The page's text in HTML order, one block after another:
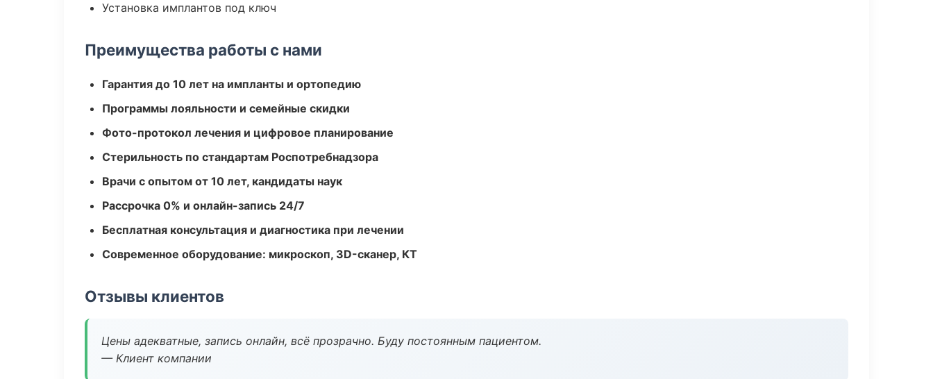
Установка имплантов под ключ
Преимущества работы с нами
Гарантия до 10 лет на импланты и ортопедию
Программы лояльности и семейные скидки
Фото-протокол лечения и цифровое планирование
Стерильность по стандартам Роспотребнадзора
Врачи с опытом от 10 лет, кандидаты наук
Рассрочка 0% и онлайн-запись 24/7
Бесплатная консультация и диагностика при лечении
Современное оборудование: микроскоп, 3D-сканер, КТ
Отзывы клиентов
Цены адекватные, запись онлайн, всё прозрачно. Буду постоянным пациентом.
— Клиент компании